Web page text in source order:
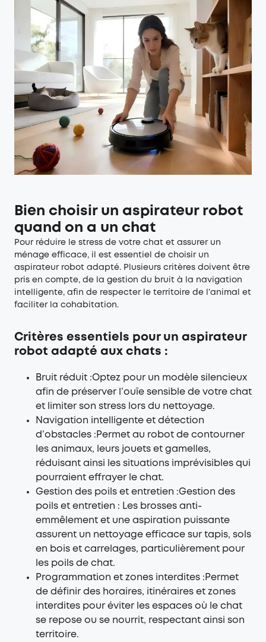
Bien choisir un aspirateur robot
quand on a un chat
Pour réduire le stress de votre chat et assurer un
ménage efficace, il est essentiel de choisir un
aspirateur robot adapté. Plusieurs critères doivent être
pris en compte, de la gestion du bruit à la navigation
intelligente, afin de respecter le territoire de l’animal et
faciliter la cohabitation.
Critères essentiels pour un aspirateur
robot adapté aux chats :
Bruit réduit :Optez pour un modèle silencieux
afin de préserver l’ouïe sensible de votre chat
et limiter son stress lors du nettoyage.
Navigation intelligente et détection
d’obstacles :Permet au robot de contourner
les animaux, leurs jouets et gamelles,
réduisant ainsi les situations imprévisibles qui
pourraient effrayer le chat.
Gestion des poils et entretien :Gestion des
poils et entretien : Les brosses anti-
emmêlement et une aspiration puissante
assurent un nettoyage efficace sur tapis, sols
en bois et carrelages, particulièrement pour
les poils de chat.
Programmation et zones interdites :Permet
de définir des horaires, itinéraires et zones
interdites pour éviter les espaces où le chat
se repose ou se nourrit, respectant ainsi son
territoire.